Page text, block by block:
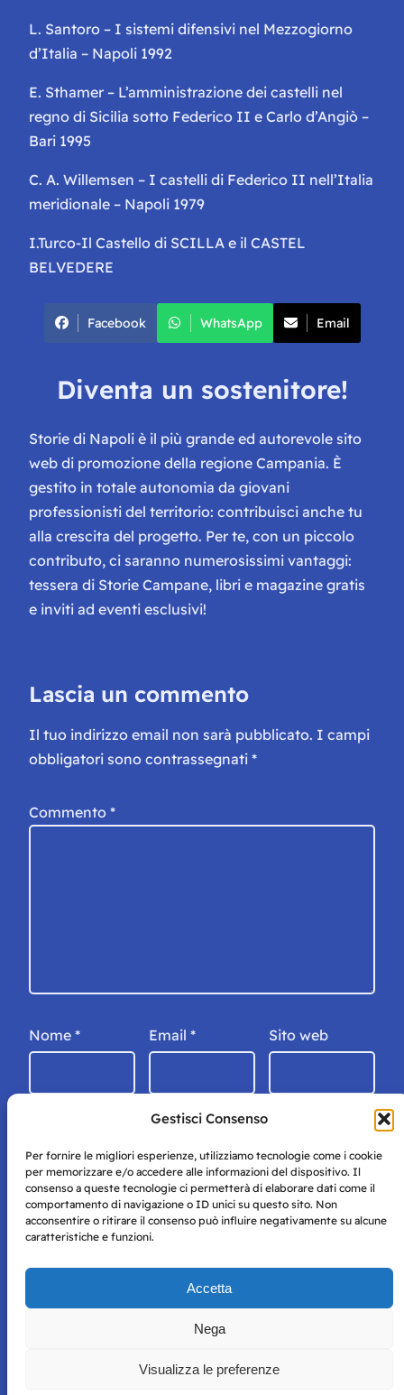
Gestisci Consenso
Per fornire le migliori esperienze, utilizziamo tecnologie come i cookie
per memorizzare e/o accedere alle informazioni del dispositivo. Il
consenso a queste tecnologie ci permetterà di elaborare dati come il
comportamento di navigazione o ID unici su questo sito. Non
acconsentire o ritirare il consenso può influire negativamente su alcune
caratteristiche e funzioni.
Accetta
Nega
Visualizza le preferenze
L. Santoro – I sistemi difensivi nel Mezzogiorno
d’Italia – Napoli 1992
E. Sthamer – L’amministrazione dei castelli nel
regno di Sicilia sotto Federico II e Carlo d’Angiò –
Bari 1995
C. A. Willemsen – I castelli di Federico II nell’Italia
meridionale – Napoli 1979
I.Turco-Il Castello di SCILLA e il CASTEL
BELVEDERE
Facebook WhatsApp Email
Diventa un sostenitore!
Storie di Napoli è il più grande ed autorevole sito
web di promozione della regione Campania. È
gestito in totale autonomia da giovani
professionisti del territorio: contribuisci anche tu
alla crescita del progetto. Per te, con un piccolo
contributo, ci saranno numerosissimi vantaggi:
tessera di Storie Campane, libri e magazine gratis
e inviti ad eventi esclusivi!
Lascia un commento
Il tuo indirizzo email non sarà pubblicato. I campi
obbligatori sono contrassegnati *
Commento *
Nome * Email * Sito web
Storie di Napoli è una testata registrata presso il tribunale di
per mero scopo didattico e informativo.
perseguito secondo i termini di legge. Si nega l’utilizzo delle